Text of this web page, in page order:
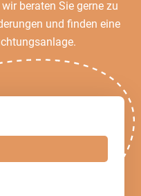
beraten Sie gerne zu
und finden eine